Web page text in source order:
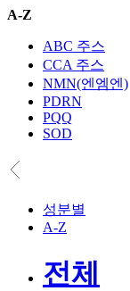
A-Z
ABC 주스
CCA 주스
NMN(엔엠엔)
PDRN
PQQ
SOD
성분별
A-Z
전체